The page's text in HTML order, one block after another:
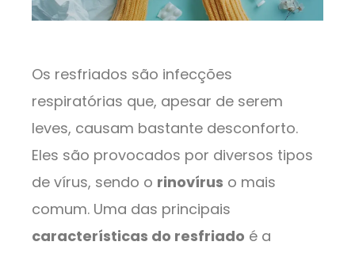
Os resfriados são infecções
respiratórias que, apesar de serem
leves, causam bastante desconforto.
Eles são provocados por diversos tipos
de vírus, sendo o rinovírus o mais
comum. Uma das principais
características do resfriado é a